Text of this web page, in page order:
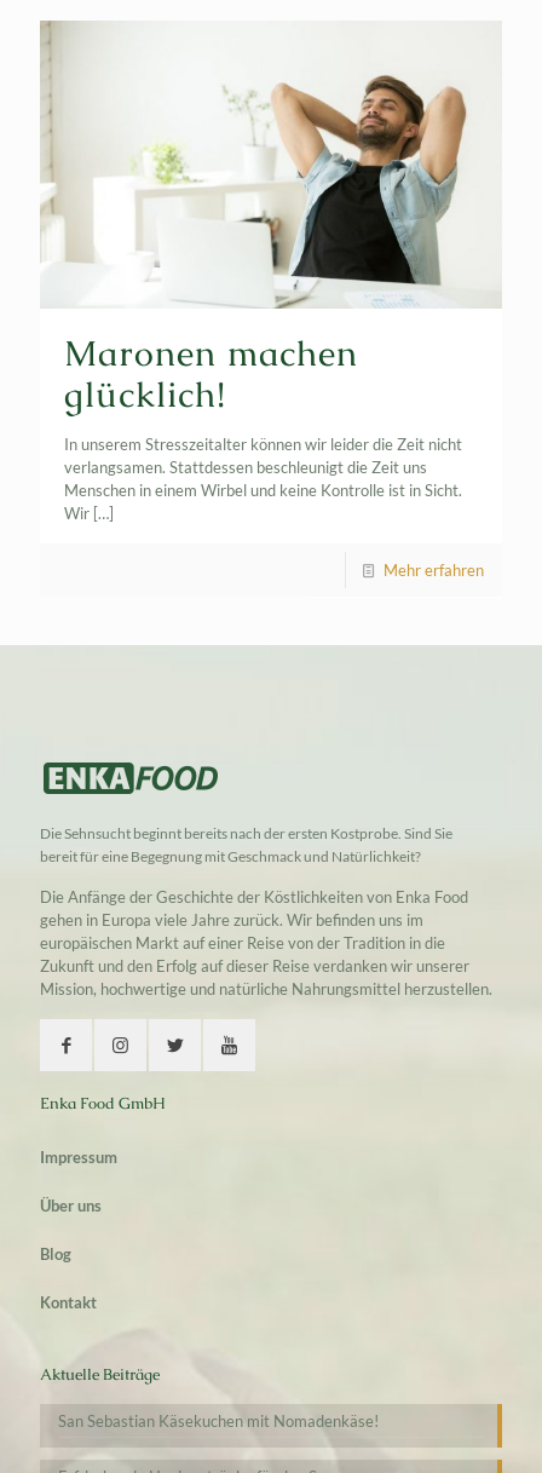
Maronen machen
glücklich!
In unserem Stresszeitalter können wir leider die Zeit nicht
verlangsamen. Stattdessen beschleunigt die Zeit uns
Menschen in einem Wirbel und keine Kontrolle ist in Sicht.
Wir […]
Mehr erfahren
Die Sehnsucht beginnt bereits nach der ersten Kostprobe. Sind Sie
bereit für eine Begegnung mit Geschmack und Natürlichkeit?
Die Anfänge der Geschichte der Köstlichkeiten von Enka Food
gehen in Europa viele Jahre zurück. Wir befinden uns im
europäischen Markt auf einer Reise von der Tradition in die
Zukunft und den Erfolg auf dieser Reise verdanken wir unserer
Mission, hochwertige und natürliche Nahrungsmittel herzustellen.
Enka Food GmbH
Impressum
Über uns
Blog
Kontakt
Aktuelle Beiträge
San Sebastian Käsekuchen mit Nomadenkäse!